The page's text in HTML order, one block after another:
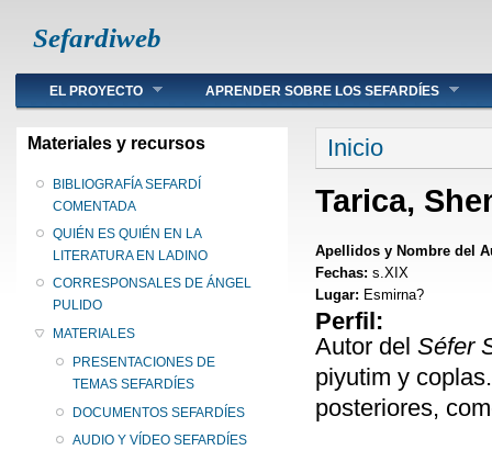
Sefardiweb
Main menu
EL PROYECTO APRENDER SOBRE LOS SEFARDÍES
Materiales y recursos
BIBLIOGRAFÍA SEFARDÍ
COMENTADA
QUIÉN ES QUIÉN EN LA
LITERATURA EN LADINO
CORRESPONSALES DE ÁNGEL
PULIDO
MATERIALES
PRESENTACIONES DE
TEMAS SEFARDÍES
DOCUMENTOS SEFARDÍES
AUDIO Y VÍDEO SEFARDÍES
Se encuentra
Inicio
Tarica,
Apellidos y Nombre del
Fechas: s.XIX
Lugar: Esmirna?
Perfil:
Autor del Séfer
piyutim y
posteriores,